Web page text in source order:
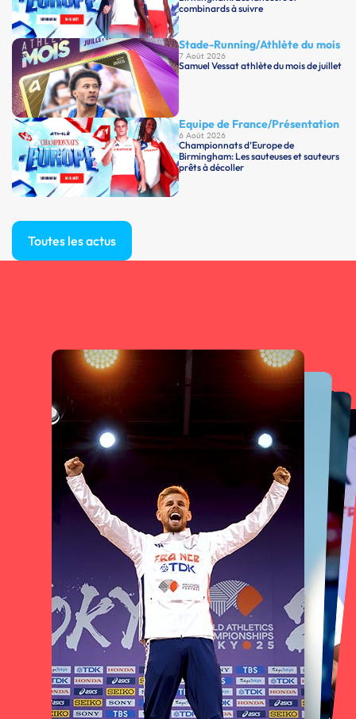
combinards à suivre
Stade-Running/Athlète du mois
7 Août 2026
Samuel Vessat athlète du mois de juillet
Equipe de France/Présentation
6 Août 2026
Championnats d’Europe de
Birmingham: Les sauteuses et sauteurs
prêts à décoller
Toutes les actus